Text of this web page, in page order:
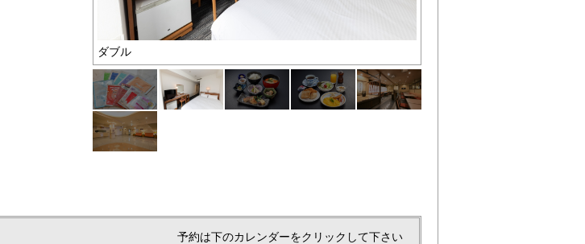
ダブル
予約は下のカレンダーをクリックして下さい